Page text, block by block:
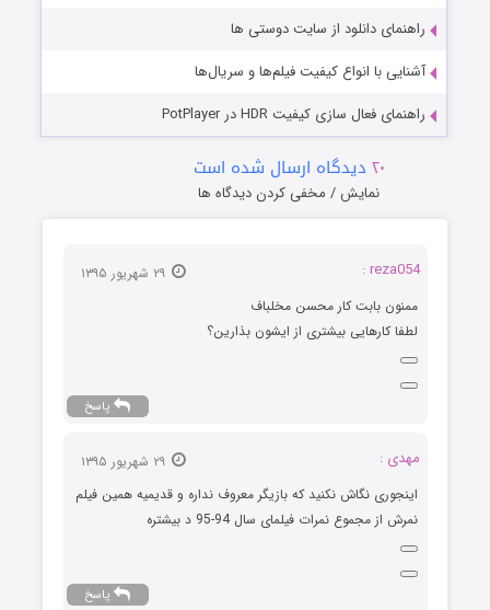
راهنمای دانلود از سایت دوستی ها
آشنایی با انواع کیفیت فیلم‌ها و سریال‌ها
راهنمای فعال سازی کیفیت HDR در PotPlayer
۲۰ دیدگاه ارسال شده است
نمایش / مخفی کردن دیدگاه ها
reza054 :
۲۹ شهریور ۱۳۹۵
ممنون بابت کار محسن مخلباف
لطفا کارهایی بیشتری از ایشون بذارین؟
پاسخ
مهدی :
۲۹ شهریور ۱۳۹۵
اینجوری نگاش نکنید که بازیگر معروف نداره و قدیمیه همین فیلم
نمرش از مجموع نمرات فیلمای سال 94-95 د بیشتره
پاسخ